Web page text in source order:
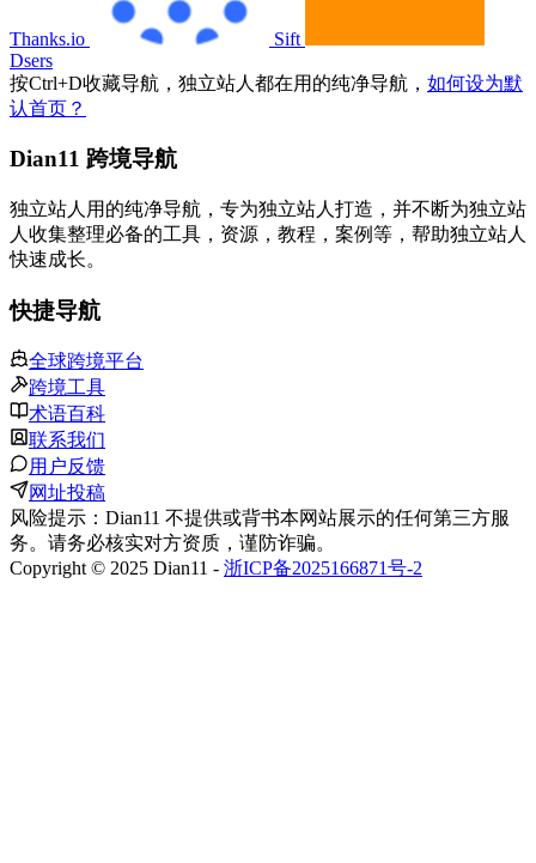
Thanks.io
Sift
Dsers
按Ctrl+D收藏导航，独立站人都在用的纯净导航， 如何设为默
认首页？
Dian11 跨境导航
独立站人用的纯净导航，专为独立站人打造，并不断为独立站
人收集整理必备的工具，资源，教程，案例等，帮助独立站人
快速成长。
快捷导航
全球跨境平台
跨境工具
术语百科
联系我们
用户反馈
网址投稿
风险提示：Dian11 不提供或背书本网站展示的任何第三方服
务。请务必核实对方资质，谨防诈骗。
Copyright © 2025 Dian11 - 浙ICP备2025166871号-2